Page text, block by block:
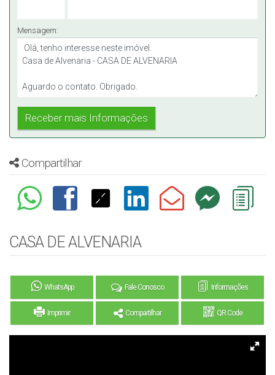
Mensagem:
Compartilhar
CASA DE ALVENARIA
WhatsApp Fale Conosco Informações
Imprimir Compartilhar QR Code